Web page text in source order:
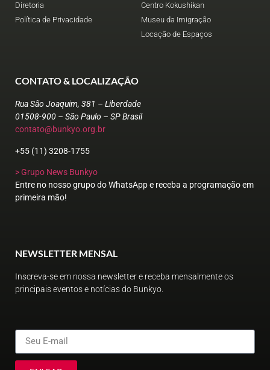
Diretoria
Política de Privacidade
Centro Kokushikan
Museu da Imigração
Locação de Espaços
CONTATO & LOCALIZAÇÃO
Rua São Joaquim, 381 – Liberdade
01508-900 – São Paulo – SP Brasil
contato@bunkyo.org.br
+55 (11) 3208-1755
> Grupo News Bunkyo
Entre no nosso grupo do WhatsApp e receba a programação em
primeira mão!
NEWSLETTER MENSAL
Inscreva-se em nossa newsletter e receba mensalmente os
principais eventos e notícias do Bunkyo.